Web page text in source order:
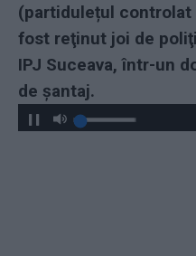
(partidulețul controlat
fost reţinut joi de
IPJ Suceava, într-un
de şantaj.